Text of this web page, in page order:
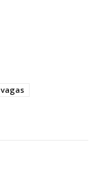
vagas